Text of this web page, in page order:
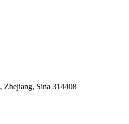
Zhejiang, Sina 314408